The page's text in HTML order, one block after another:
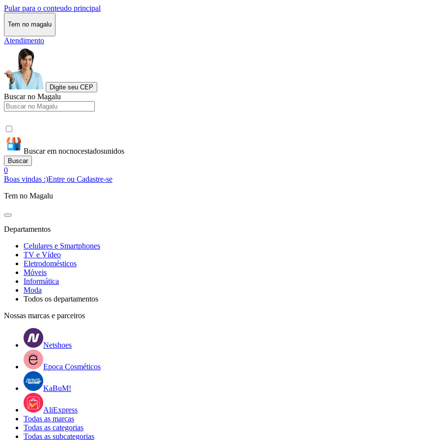
Pular para o conteudo principal
Tem no magalu
Atendimento
Digite seu CEP
Buscar no Magalu
Buscar em nocnocestadosunidos
Buscar
0
Boas vindas :)Entre ou Cadastre-se
Tem no Magalu
Departamentos
Celulares e Smartphones
TV e Vídeo
Eletrodomésticos
Móveis
Informática
Moda
Todos os departamentos
Nossas marcas e parceiros
Netshoes
Epoca Cosméticos
KaBuM!
AliExpress
Todas as marcas
Todas as categorias
Todas as subcategorias